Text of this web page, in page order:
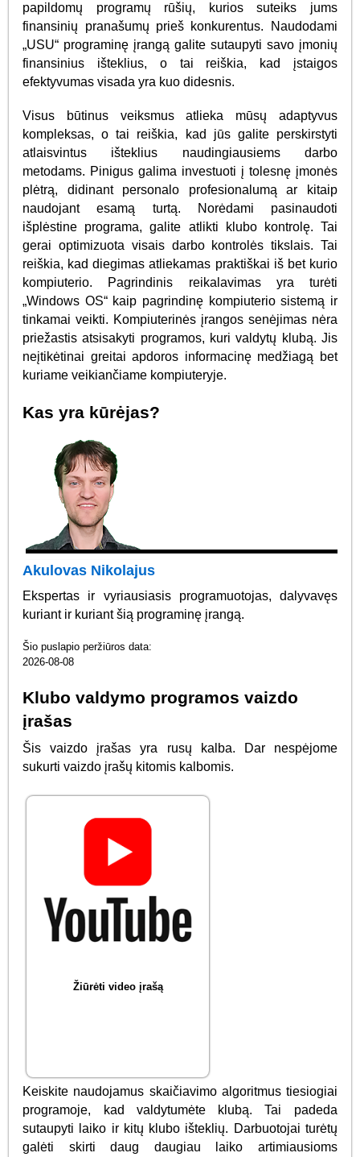
papildomų programų rūšių, kurios suteiks jums
finansinių pranašumų prieš konkurentus. Naudodami
„USU“ programinę įrangą galite sutaupyti savo įmonių
finansinius išteklius, o tai reiškia, kad įstaigos
efektyvumas visada yra kuo didesnis.
Visus būtinus veiksmus atlieka mūsų adaptyvus
kompleksas, o tai reiškia, kad jūs galite perskirstyti
atlaisvintus išteklius naudingiausiems darbo
metodams. Pinigus galima investuoti į tolesnę įmonės
plėtrą, didinant personalo profesionalumą ar kitaip
naudojant esamą turtą. Norėdami pasinaudoti
išplėstine programa, galite atlikti klubo kontrolę. Tai
gerai optimizuota visais darbo kontrolės tikslais. Tai
reiškia, kad diegimas atliekamas praktiškai iš bet kurio
kompiuterio. Pagrindinis reikalavimas yra turėti
„Windows OS“ kaip pagrindinę kompiuterio sistemą ir
tinkamai veikti. Kompiuterinės įrangos senėjimas nėra
priežastis atsisakyti programos, kuri valdytų klubą. Jis
neįtikėtinai greitai apdoros informacinę medžiagą bet
kuriame veikiančiame kompiuteryje.
Kas yra kūrėjas?
Akulovas Nikolajus
Ekspertas ir vyriausiasis programuotojas, dalyvavęs
kuriant ir kuriant šią programinę įrangą.
Šio puslapio peržiūros data:
2026-08-08
Klubo valdymo programos vaizdo
įrašas
Šis vaizdo įrašas yra rusų kalba. Dar nespėjome
sukurti vaizdo įrašų kitomis kalbomis.
Žiūrėti video įrašą
Keiskite naudojamus skaičiavimo algoritmus tiesiogiai
programoje, kad valdytumėte klubą. Tai padeda
sutaupyti laiko ir kitų klubo išteklių. Darbuotojai turėtų
galėti skirti daug daugiau laiko artimiausioms